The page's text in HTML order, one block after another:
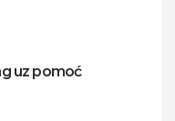
uz pomoć